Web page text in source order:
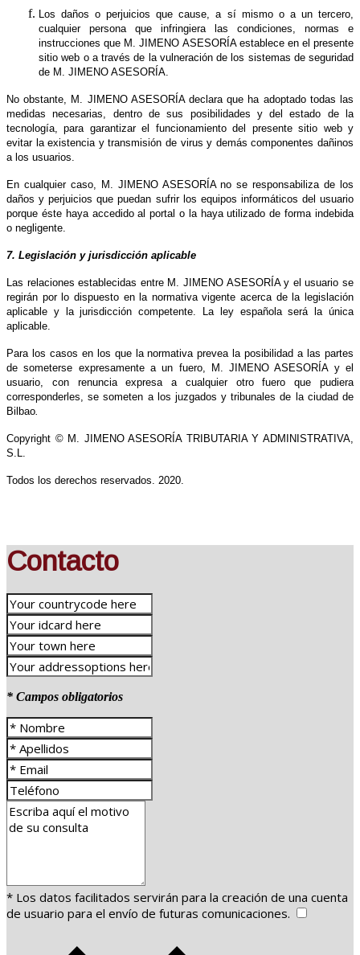
Los daños o perjuicios que cause, a sí mismo o a un tercero,
cualquier persona que infringiera las condiciones, normas e
instrucciones que M. JIMENO ASESORÍA establece en el presente
sitio web o a través de la vulneración de los sistemas de seguridad
de M. JIMENO ASESORÍA.
No obstante, M. JIMENO ASESORÍA declara que ha adoptado todas las
medidas necesarias, dentro de sus posibilidades y del estado de la
tecnología, para garantizar el funcionamiento del presente sitio web y
evitar la existencia y transmisión de virus y demás componentes dañinos
a los usuarios.
En cualquier caso, M. JIMENO ASESORÍA no se responsabiliza de los
daños y perjuicios que puedan sufrir los equipos informáticos del usuario
porque éste haya accedido al portal o la haya utilizado de forma indebida
o negligente.
7. Legislación y jurisdicción aplicable
Las relaciones establecidas entre M. JIMENO ASESORÍA y el usuario se
regirán por lo dispuesto en la normativa vigente acerca de la legislación
aplicable y la jurisdicción competente. La ley española será la única
aplicable.
Para los casos en los que la normativa prevea la posibilidad a las partes
de someterse expresamente a un fuero, M. JIMENO ASESORÍA y el
usuario, con renuncia expresa a cualquier otro fuero que pudiera
corresponderles, se someten a los juzgados y tribunales de la ciudad de
Bilbao
Copyright © M. JIMENO ASESORÍA TRIBUTARIA Y ADMINISTRATIVA,
S.L.
Todos los derechos reservados. 2020.
Contacto
* Campos obligatorios
* Los datos facilitados servirán para la creación de una cuenta
de usuario para el envío de futuras comunicaciones.